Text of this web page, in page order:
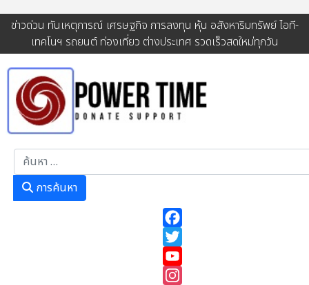
ข่าวด่วน ทันเหตุการณ์ เศรษฐกิจ การลงทุน หุ้น อสังหาริมทรัพย์ ไอที-
เทคโนฯ รถยนต์ ท่องเที่ยว ต่างประเทศ รวดเร็วสดใหม่ทุกวัน
การค้นหา